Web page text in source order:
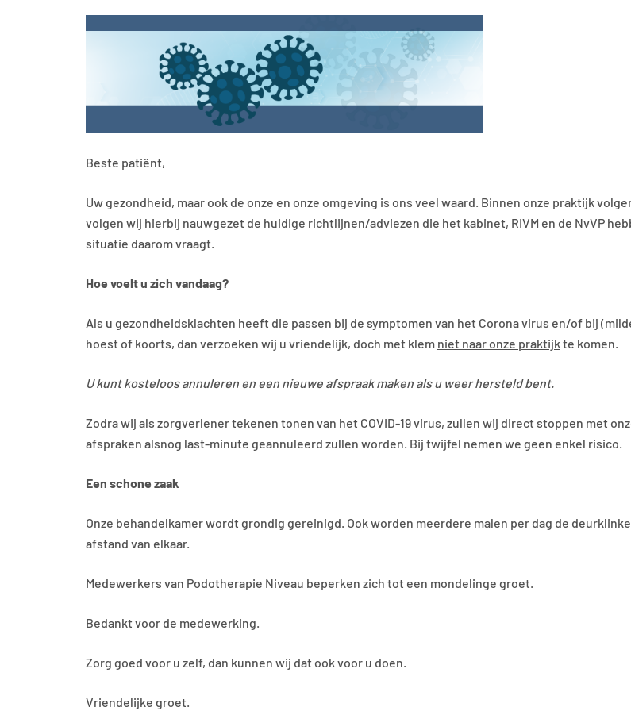
Beste patiënt,
Uw gezondheid, maar ook de onze en onze omgeving is ons veel waard. Binnen onze praktijk
volgen wij hierbij nauwgezet de huidige richtlijnen/adviezen die het kabinet, RIVM en de NvVP
situatie daarom vraagt.
Hoe voelt u zich vandaag?
Als u gezondheidsklachten heeft die passen bij de symptomen van het Corona virus en/of bij
hoest of koorts, dan verzoeken wij u vriendelijk, doch met klem niet naar onze praktijkte komen.
U kunt kosteloos annuleren en een nieuwe afspraak maken als u weer hersteld bent.
Zodra wij als zorgverlener tekenen tonen van het COVID-19 virus, zullen wij direct stoppen met
afspraken alsnog last-minute geannuleerd zullen worden. Bij twijfel nemen we geen enkel risico.
Een schone zaak
Onze behandelkamer wordt grondig gereinigd. Ook worden meerdere malen per dag de
afstand van elkaar.
Medewerkers van Podotherapie Niveau beperken zich tot een mondelinge groet.
Bedankt voor de medewerking.
Zorg goed voor u zelf, dan kunnen wij dat ook voor u doen.
Vriendelijke groet.